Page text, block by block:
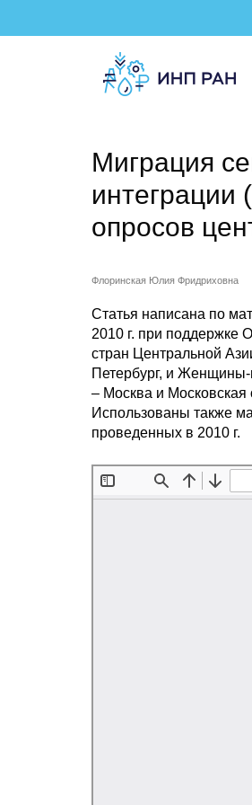
Миграция
интеграции
опросов
Флоринская Юлия Фридриховна
Статья написана по
2010 г. при поддержке
стран Центральной
Петербург, и Женщины-
– Москва и Московская
Использованы также
проведенных в 2010 г.